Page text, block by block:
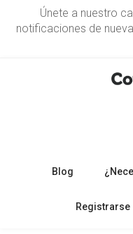
Únete a nuestro
notificaciones de
Blog
Registrarse